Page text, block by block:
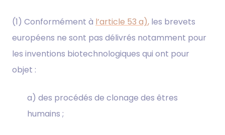
(1) Conformément à l’article 53 a), les brevets
européens ne sont pas délivrés notamment pour
les inventions biotechnologiques qui ont pour
objet :
a) des procédés de clonage des êtres
humains ;